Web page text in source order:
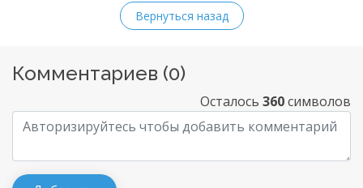
Вернуться назад
Комментариев (0)
Осталось 360символов